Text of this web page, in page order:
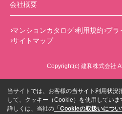
会社概要
マンションカタログ 利用規約 プラ
サイトマップ
Copyright(c) 建和株式会社
当サイトでは、お客様の当サイト利用状況
して、クッキー（Cookie）を使用していま
詳しくは、当社の 「Cookieの取扱いについ